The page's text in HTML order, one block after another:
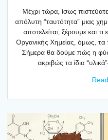
Μέχρι τώρα, ίσως
από­λυ­τη “ταυ­τό­τη­τα” μιας
απο­τε­λεί­ται, ξέρου­με και
Οργα­νι­κής Χημεί­ας, όμως, τα
Σήμε­ρα θα δού­με πώς η
ακρι­βώς τα ίδια